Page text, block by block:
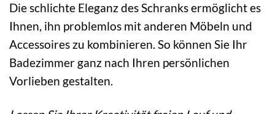
Die schlichte Eleganz des Schranks ermöglicht es
Ihnen, ihn problemlos mit anderen Möbeln und
Accessoires zu kombinieren. So können Sie Ihr
Badezimmer ganz nach Ihren persönlichen
Vorlieben gestalten.